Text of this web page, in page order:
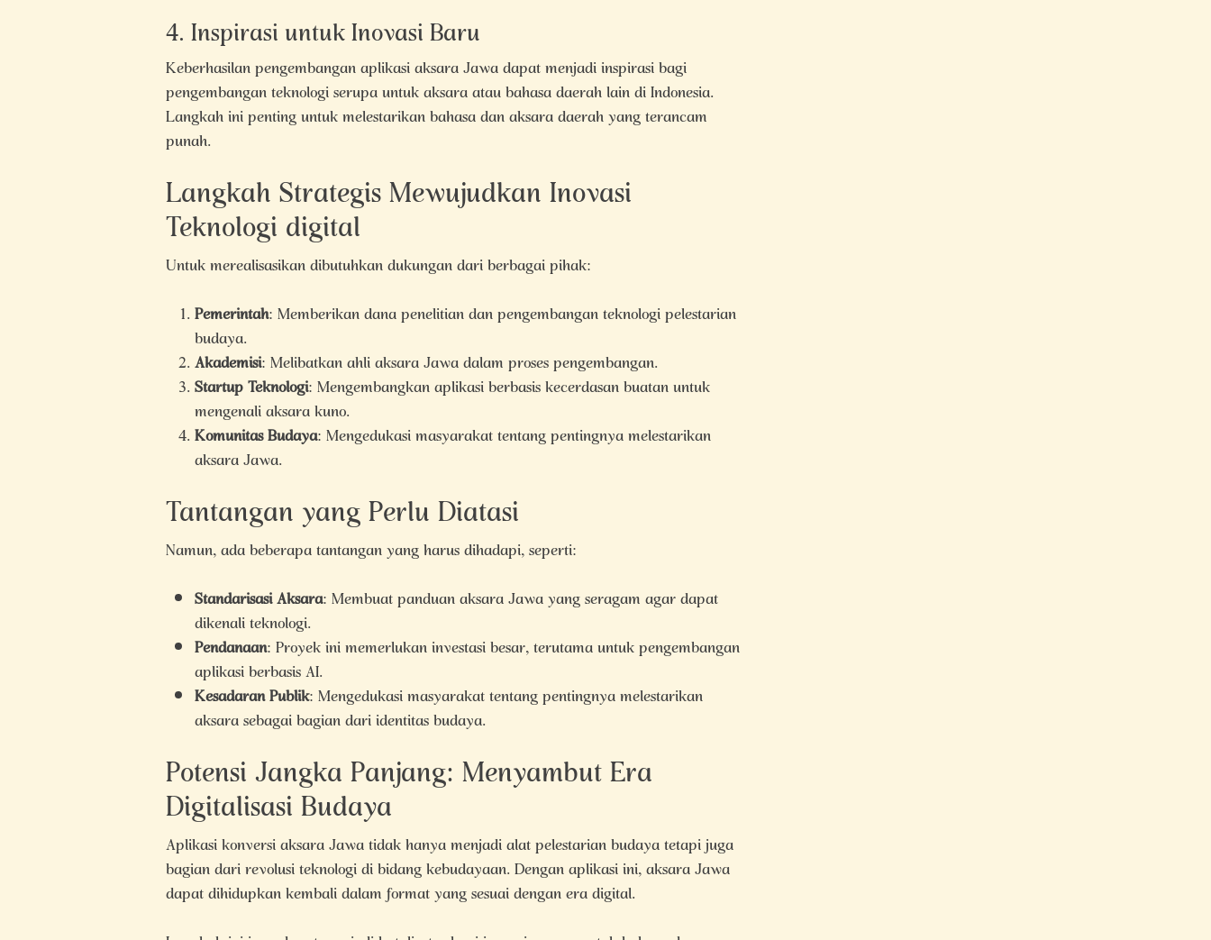
4. Inspirasi untuk Inovasi Baru
Keberhasilan pengembangan aplikasi aksara Jawa dapat menjadi inspirasi bagi
pengembangan teknologi serupa untuk aksara atau bahasa daerah lain di Indonesia.
Langkah ini penting untuk melestarikan bahasa dan aksara daerah yang terancam
punah.
Langkah Strategis Mewujudkan Inovasi
Teknologi digital
Untuk merealisasikan dibutuhkan dukungan dari berbagai pihak:
Pemerintah: Memberikan dana penelitian dan pengembangan teknologi pelestarian
budaya.
Akademisi: Melibatkan ahli aksara Jawa dalam proses pengembangan.
Startup Teknologi: Mengembangkan aplikasi berbasis kecerdasan buatan untuk
mengenali aksara kuno.
Komunitas Budaya: Mengedukasi masyarakat tentang pentingnya melestarikan
aksara Jawa.
Tantangan yang Perlu Diatasi
Namun, ada beberapa tantangan yang harus dihadapi, seperti:
Standarisasi Aksara: Membuat panduan aksara Jawa yang seragam agar dapat
dikenali teknologi.
Pendanaan: Proyek ini memerlukan investasi besar, terutama untuk pengembangan
aplikasi berbasis AI.
Kesadaran Publik: Mengedukasi masyarakat tentang pentingnya melestarikan
aksara sebagai bagian dari identitas budaya.
Potensi Jangka Panjang: Menyambut Era
Digitalisasi Budaya
Aplikasi konversi aksara Jawa tidak hanya menjadi alat pelestarian budaya tetapi juga
bagian dari revolusi teknologi di bidang kebudayaan. Dengan aplikasi ini, aksara Jawa
dapat dihidupkan kembali dalam format yang sesuai dengan era digital.